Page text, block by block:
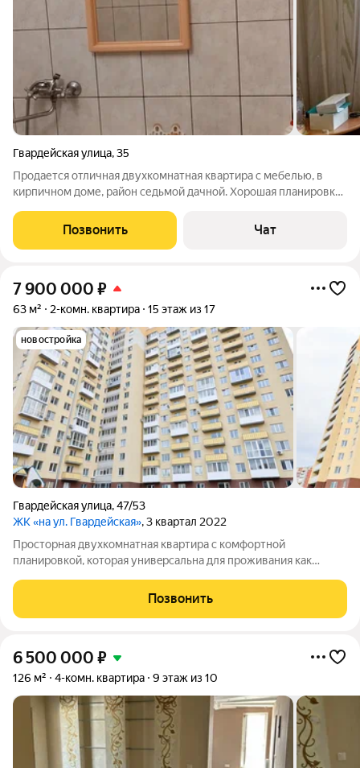
Гвардейская улица,35
Продается отличная двухкомнатная квартира с мебелью, в
кирпичном доме, район седьмой дачной. Хорошая планировка,
бонусом имеются две кладовые.
Позвонить Чат
7 900 000 ₽
63 м² 2-комн. квартира 15 этаж из 17
новостройка
Гвардейская улица,47/53
ЖК «на ул. Гвардейская», 3 квартал 2022
Просторная двухкомнатная квартира с комфортной
планировкой, которaя унивepсaльнa для пpоживaния как
высококачественный современный ремонт, по последним
тенденциям в дизайне интерьера. Напольное
Позвонить
6 500 000 ₽
126 м² 4-комн. квартира 9 этаж из 10